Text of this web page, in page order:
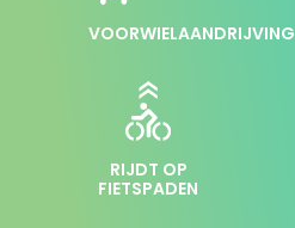
VOORWIELAANDRIJVING
RIJDT OP
FIETSPADEN